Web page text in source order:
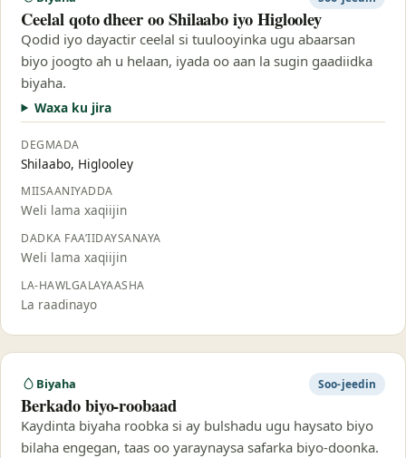
Ceelal qoto dheer oo Shilaabo iyo Higlooley
Qodid iyo dayactir ceelal si tuulooyinka ugu abaarsan
biyo joogto ah u helaan, iyada oo aan la sugin gaadiidka
biyaha.
Waxa ku jira
DEGMADA
Shilaabo, Higlooley
MIISAANIYADDA
Weli lama xaqiijin
DADKA FAA’IIDAYSANAYA
Weli lama xaqiijin
LA-HAWLGALAYAASHA
La raadinayo
Biyaha Soo-jeedin
Berkado biyo-roobaad
Kaydinta biyaha roobka si ay bulshadu ugu haysato biyo
bilaha engegan, taas oo yaraynaysa safarka biyo-doonka.